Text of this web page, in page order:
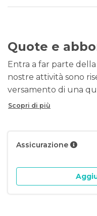
Quote e
Entra a far parte
nostre attività sono
versamento di una
Scopri di più
Assicurazione